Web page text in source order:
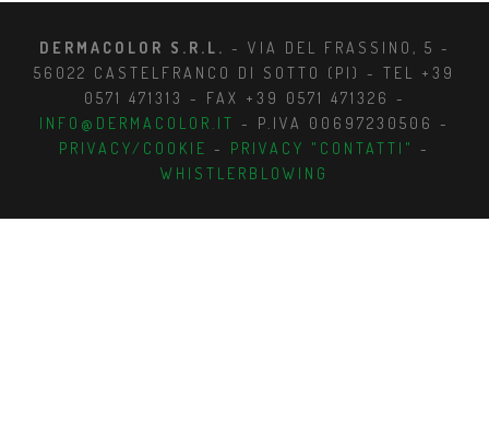
DERMACOLOR S.R.L. - VIA DEL FRASSINO, 5 -
56022 CASTELFRANCO DI SOTTO (PI) - TEL +39
0571 471313 - FAX +39 0571 471326 -
INFO@DERMACOLOR.IT - P.IVA 00697230506 -
PRIVACY/COOKIE - PRIVACY "CONTATTI" -
WHISTLERBLOWING